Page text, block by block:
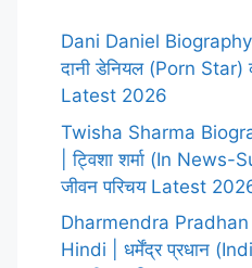
Dani Daniel
दानी डेनियल (Porn Star)
Latest 2026
Twisha Sharma
| ट्विशा शर्मा (In News-
जीवन परिचय Latest
Dharmendra
Hindi | धर्मेंद्र प्रधान